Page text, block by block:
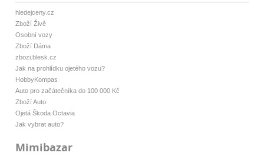
hledejceny.cz
Zboží Živě
Osobní vozy
Zboží Dáma
zbozi.blesk.cz
Jak na prohlídku ojetého vozu?
HobbyKompas
Auto pro začátečníka do 100 000 Kč
Zboží Auto
Ojetá Škoda Octavia
Jak vybrat auto?
Mimibazar